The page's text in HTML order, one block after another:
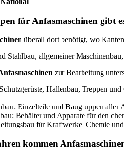
für Anfasmaschinen gibt
überall dort benötigt, wo
Stahlbau, allgemeiner
zur Bearbeitung
Hallenbau, Treppen
Einzelteile und Baugruppen aller
Behälter und Apparate für den
für Kraftwerke, Chemie
kommen